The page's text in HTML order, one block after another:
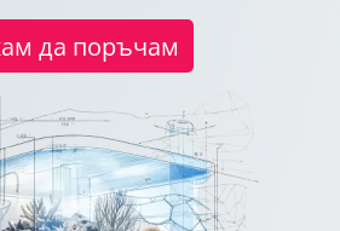
да поръчам